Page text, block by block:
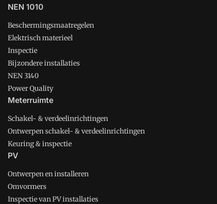
NEN 1010
Beschermingsmaatregelen
Elektrisch materieel
Inspectie
Bijzondere installaties
NEN 3140
Power Quality
Meterruimte
Schakel- & verdeelinrichtingen
Ontwerpen schakel- & verdeelinrichtingen
Keuring & inspectie
PV
Ontwerpen en installeren
Omvormers
Inspectie van PV installaties